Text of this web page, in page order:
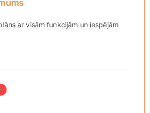
ar visām funkcijām un iespējām